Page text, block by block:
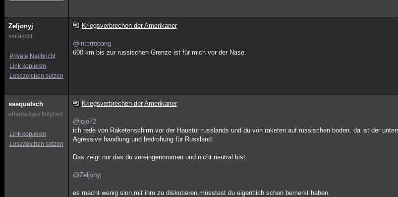
Zeljonyj
versteckt
Private Nachricht
Link kopieren
Lesezeichen setzen
Kriegsverbrechen der Amerikaner
@interrobang
600 km bis zur russischen Grenze ist für mich vor der Nase.
sasquatsch
ehemaliges Mitglied
Link kopieren
Lesezeichen setzen
Kriegsverbrechen der Amerikaner
@jojo72
ich rede von Raketenschirm vor der Haustür russlands und du von raketen auf russischen boden. da ist der
Agressive handlung und bedrohung für Russland.
Das zeigt nur das du voreingenommen und nicht neutral bist.
@Zeljonyj
es macht wenig sinn,mit ihm zu diskutieren,müsstest du eigentlich schon bemerkt haben.